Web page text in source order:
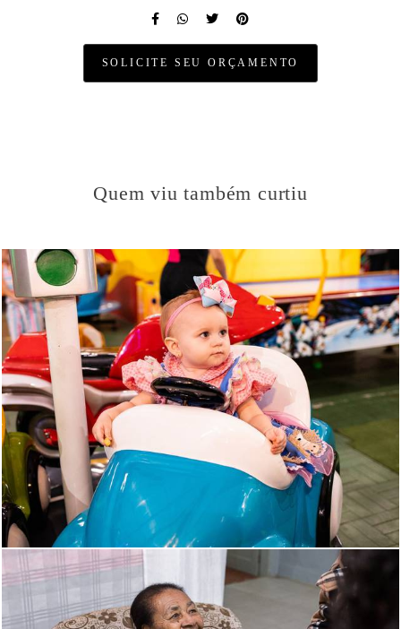
SOLICITE SEU ORÇAMENTO
Quem viu também curtiu